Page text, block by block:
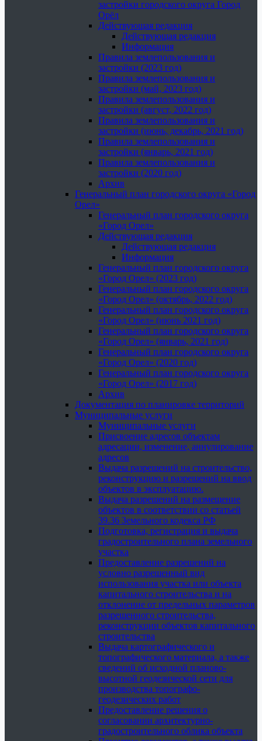
застройки городского округа Город
Орёл
Действующая редакция
Действующая редакция
Информация
Правила землепользования и
застройки (2023 год)
Правила землепользования и
застройки (май, 2023 год)
Правила землепользования и
застройки (август, 2022 год)
Правила землепользования и
застройки (июнь, декабрь, 2021 год)
Правила землепользования и
застройки (январь, 2021 год)
Правила землепользования и
застройки (2020 год)
Архив
Генеральный план городского округа «Город
Орел»
Генеральный план городского округа
«Город Орел»
Действующая редакция
Действующая редакция
Информация
Генеральный план городского округа
«Город Орел» (2023 год)
Генеральный план городского округа
«Город Орел» (октябрь, 2022 год)
Генеральный план городского округа
«Город Орел» (июнь 2021 год)
Генеральный план городского округа
«Город Орел» (январь, 2021 год)
Генеральный план городского округа
«Город Орел» (2020 год)
Генеральный план городского округа
«Город Орел» (2017 год)
Архив
Документация по планировке территорий
Муниципальные услуги
Муниципальные услуги
Присвоение адресов объектам
адресации, изменение, аннулирование
адресов
Выдача разрешений на строительство,
реконструкцию и разрешений на ввод
объектов в эксплуатацию.
Выдача разрешений на размещение
объектов в соответствии со статьей
39.36 Земельного кодекса РФ
Подготовка, регистрация и выдача
градостроительного плана земельного
участка
Предоставление разрешений на
условно разрешенный вид
использования участка или объекта
капитального строительства и на
отклонение от предельных параметров
разрешенного строительства,
реконструкции объектов капитального
строительства
Выдача картографического и
топографического материала, а также
сведений об исходной планово-
высотной геодезической сети для
производства топографо-
геодезических работ
Предоставление решения о
согласовании архитектурно-
градостроительного облика объекта